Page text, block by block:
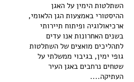
השתלטות הימין על האגן
ההיסטורי באמצעות הגן הלאומי,
ארכיאולוגיה ופיתוח תיירותי
בשנים האחרונות אנו עדים
לתהליכים מואצים של השתלטות
גופי ימין, בגיבוי ממשלתי על
שטחים נרחבים באגן העיר
העתיקה....